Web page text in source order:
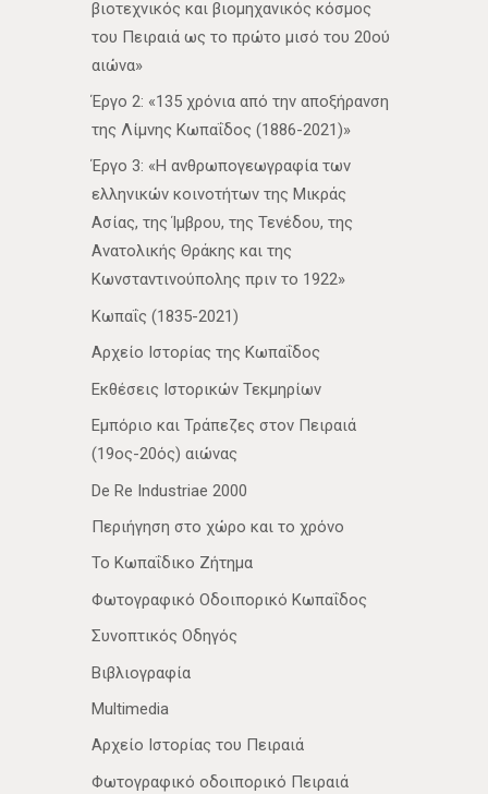
βιοτεχνικός και βιομηχανικός κόσμος
του Πειραιά ως το πρώτο μισό του 20ού
αιώνα»
Έργο 2: «135 χρόνια από την αποξήρανση
της Λίμνης Κωπαΐδος (1886-2021)»
Έργο 3: «Η ανθρωπογεωγραφία των
ελληνικών κοινοτήτων της Μικράς
Ασίας, της Ίμβρου, της Τενέδου, της
Ανατολικής Θράκης και της
Κωνσταντινούπολης πριν το 1922»
Κωπαΐς (1835-2021)
Αρχείο Ιστορίας της Κωπαΐδος
Εκθέσεις Ιστορικών Τεκμηρίων
Εμπόριο και Τράπεζες στον Πειραιά
(19ος-20ός) αιώνας
De Re Industriae 2000
Περιήγηση στο χώρο και το χρόνο
Το Κωπαΐδικο Ζήτημα
Φωτογραφικό Οδοιπορικό Κωπαΐδος
Συνοπτικός Οδηγός
Βιβλιογραφία
Multimedia
Αρχείο Ιστορίας του Πειραιά
Φωτογραφικό οδοιπορικό Πειραιά